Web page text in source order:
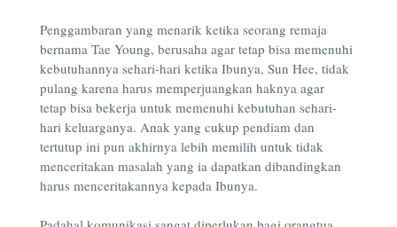
Penggambaran yang menarik ketika seorang remaja
bernama Tae Young, berusaha agar tetap bisa memenuhi
kebutuhannya sehari-hari ketika Ibunya, Sun Hee, tidak
pulang karena harus memperjuangkan haknya agar
tetap bisa bekerja untuk memenuhi kebutuhan sehari-
hari keluarganya. Anak yang cukup pendiam dan
tertutup ini pun akhirnya lebih memilih untuk tidak
menceritakan masalah yang ia dapatkan dibandingkan
harus menceritakannya kepada Ibunya.